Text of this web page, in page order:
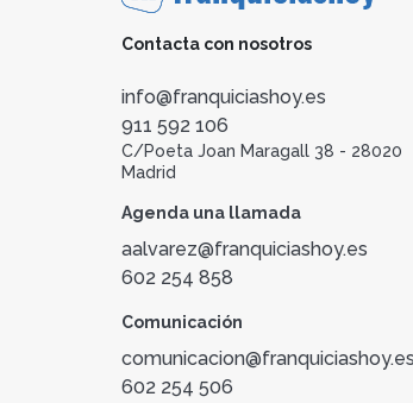
Contacta con nosotros
info@franquiciashoy.es
911 592 106
C/Poeta Joan Maragall 38 - 28020
Madrid
Agenda una llamada
aalvarez@franquiciashoy.es
602 254 858
Comunicación
comunicacion@franquiciashoy.es
602 254 506